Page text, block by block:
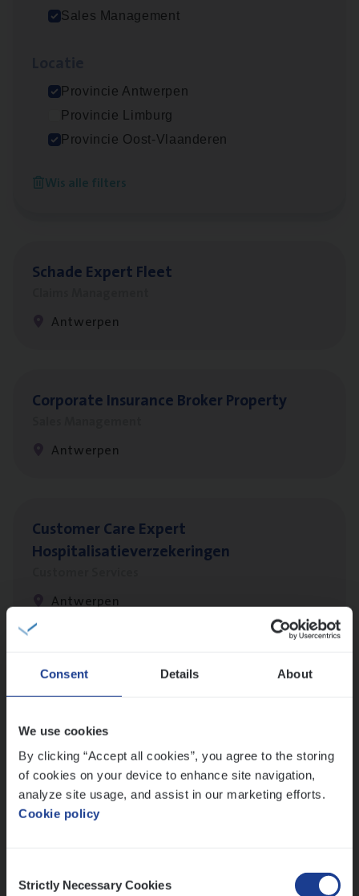
Consent Details About
We use cookies
By clicking “Accept all cookies”, you agree to the storing
of cookies on your device to enhance site navigation,
analyze site usage, and assist in our marketing efforts.
Cookie policy
Selection
Strictly Necessary Cookies
Sales Management
Provincie Antwerpen
Provincie Limburg
Provincie Oost-Vlaanderen
Wis alle filters
Scha­de­be­heer­der verzekeringen
Busi­ness Mana­ger Mari­ne Cargo
Antwerpen
Scha­de Expert Fleet
Antwerpen
Cor­po­ra­te Insu­ran­ce Bro­ker Property
Antwerpen
Cus­to­mer Care Expert
Hospitalisatieverzekeringen
Antwerpen
Insu­ran­ce Bro­ker KMO
Sales Management
Antwerpen
Claims­hand­ler Fleet&Bike